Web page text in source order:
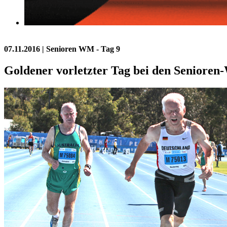
07.11.2016 | Senioren WM - Tag 9
Goldener vorletzter Tag bei den